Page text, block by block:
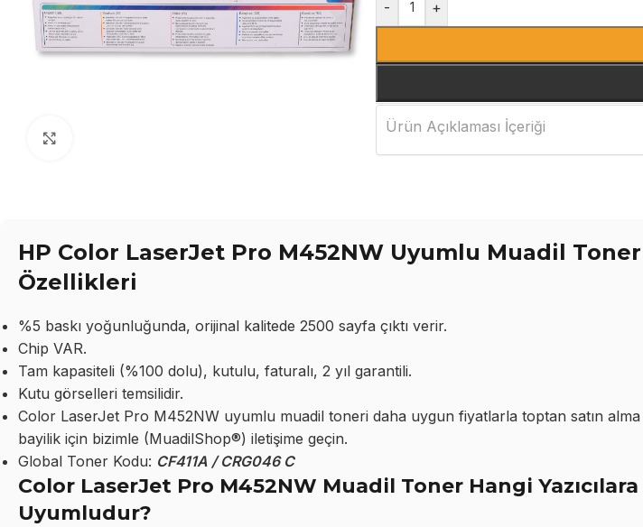
- +
Ürün Açıklaması İçeriği
HP Color LaserJet Pro M452NW Uyumlu Muadil Toner
Özellikleri
%5 baskı yoğunluğunda, orijinal kalitede 2500 sayfa çıktı verir.
Chip VAR.
Tam kapasiteli (%100 dolu), kutulu, faturalı, 2 yıl garantili.
Kutu görselleri temsilidir.
Color LaserJet Pro M452NW uyumlu muadil toneri daha uygun fiyatlarla toptan satın alma
bayilik için bizimle (MuadilShop®) iletişime geçin.
Global Toner Kodu: CF411A / CRG046 C
Color LaserJet Pro M452NW Muadil Toner Hangi Yazıcılara
Uyumludur?